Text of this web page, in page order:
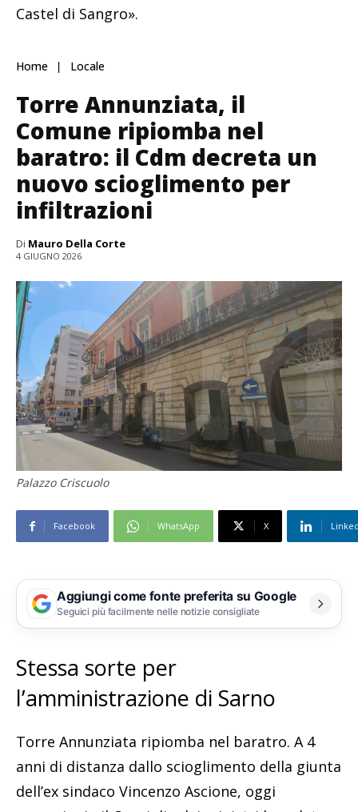
Castel di Sangro».
Home Locale
Torre Annunziata, il
Comune ripiomba nel
baratro: il Cdm decreta un
nuovo scioglimento per
infiltrazioni
Di Mauro Della Corte
4 GIUGNO 2026
Palazzo Criscuolo
Facebook WhatsApp X
Aggiungi come fonte preferita su Google
Seguici più facilmente nelle notizie consigliate
Stessa sorte per
l’amministrazione di Sarno
Torre Annunziata ripiomba nel baratro. A 4
anni di distanza dallo scioglimento della giunta
dell’ex sindaco Vincenzo Ascione, oggi